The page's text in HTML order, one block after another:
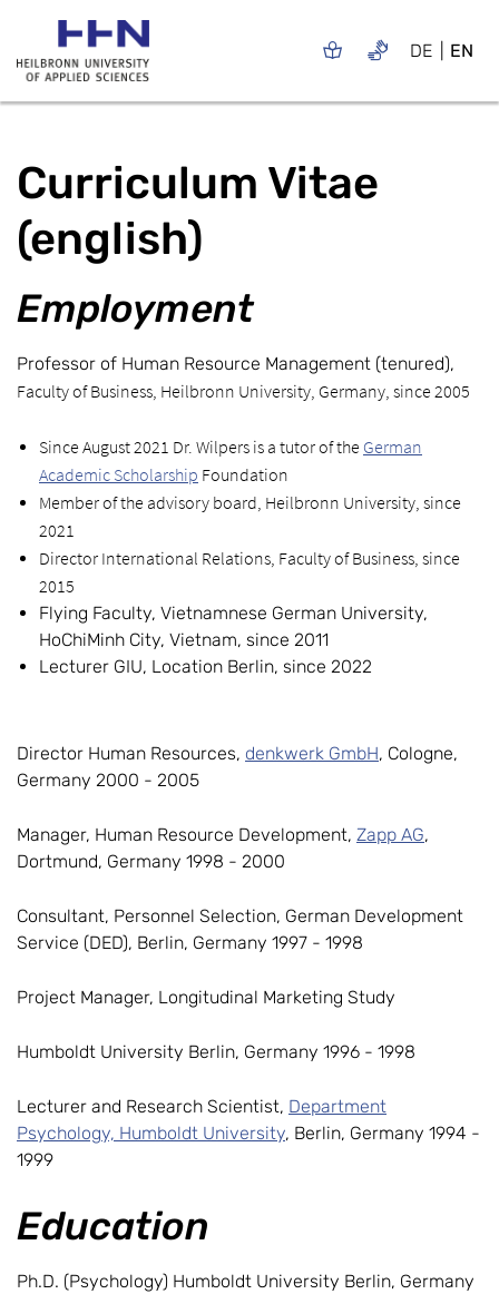
DE EN
Curriculum Vitae
(english)
Employment
Professor of Human Resource Management (tenured),
Faculty of Business, Heilbronn University, Germany, since 2005
Since August 2021 Dr. Wilpers is a tutor of the German
Academic Scholarship Foundation
Member of the advisory board, Heilbronn University, since
2021
Director International Relations, Faculty of Business, since
2015
Flying Faculty, Vietnamnese German University,
HoChiMinh City, Vietnam, since 2011
Lecturer GIU, Location Berlin, since 2022
Director Human Resources, denkwerk GmbH, Cologne,
Germany 2000 - 2005
Manager, Human Resource Development, Zapp AG,
Dortmund, Germany 1998 - 2000
Consultant, Personnel Selection, German Development
Service (DED), Berlin, Germany 1997 - 1998
Project Manager, Longitudinal Marketing Study
Humboldt University Berlin, Germany 1996 - 1998
Lecturer and Research Scientist, Department
Psychology, Humboldt University, Berlin, Germany 1994 -
1999
Education
Ph.D. (Psychology) Humboldt University Berlin, Germany